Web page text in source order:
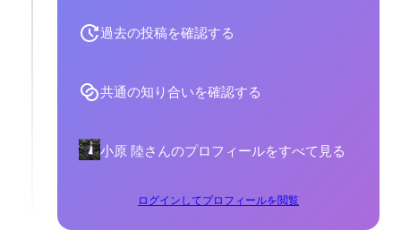
過去の投稿を確認する
共通の知り合いを確認する
小原 陸さんのプロフィールをすべて見る
ログインしてプロフィールを閲覧